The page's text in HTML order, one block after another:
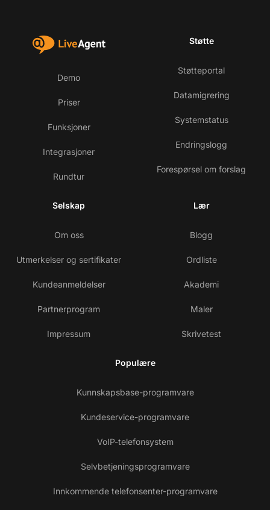
Demo
Priser
Funksjoner
Integrasjoner
Rundtur
Støtte
Støtteportal
Datamigrering
Systemstatus
Endringslogg
Forespørsel om forslag
Selskap
Om oss
Utmerkelser og sertifikater
Kundeanmeldelser
Partnerprogram
Impressum
Lær
Blogg
Ordliste
Akademi
Maler
Skrivetest
Populære
Kunnskapsbase-programvare
Kundeservice-programvare
VoIP-telefonsystem
Selvbetjeningsprogramvare
Innkommende telefonsenter-programvare